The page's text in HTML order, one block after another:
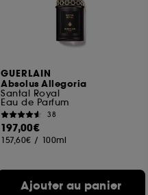
GUERLAIN
Absolus Allegoria
Santal Royal
Eau de Parfum
38
197,00€
157,60€ / 100ml
Ajouter au panier